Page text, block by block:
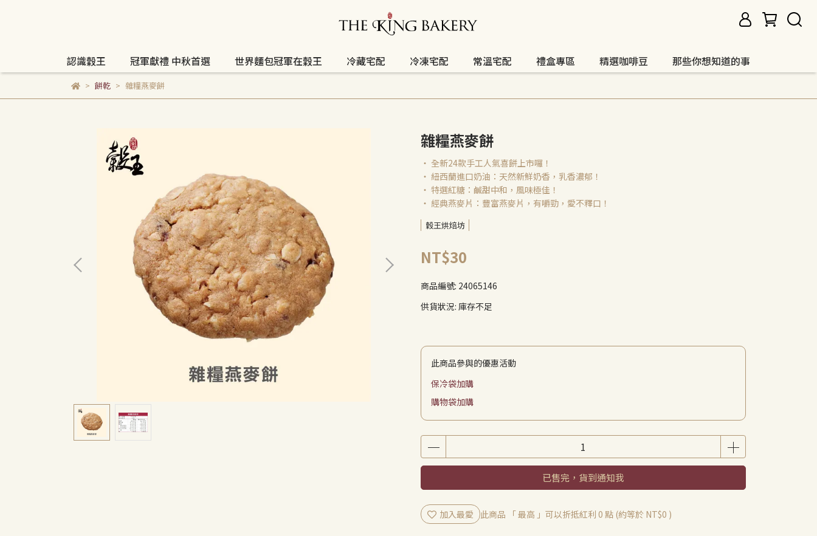
認識穀王 冠軍獻禮 中秋首選 世界麵包冠軍在穀王 冷藏宅配 冷凍宅配 常溫宅配 禮盒專區 精選咖啡豆 那些你想知道的事
餅乾 雜糧燕麥餅
雜糧燕麥餅
‧ 全新24款手工人氣喜餅上市囉！
‧ 紐西蘭進口奶油：天然新鮮奶香，乳香濃郁！
‧ 特選紅糖：鹹甜中和，風味極佳！
‧ 經典燕麥片：豐富燕麥片，有嚼勁，愛不釋口！
穀王烘焙坊
NT$30
商品編號: 24065146
供貨狀況: 庫存不足
此商品參與的優惠活動
保冷袋加購
購物袋加購
已售完，貨到通知我
加入最愛 此商品 「 最高 」可以折抵紅利 0 點 (約等於 NT$0 )